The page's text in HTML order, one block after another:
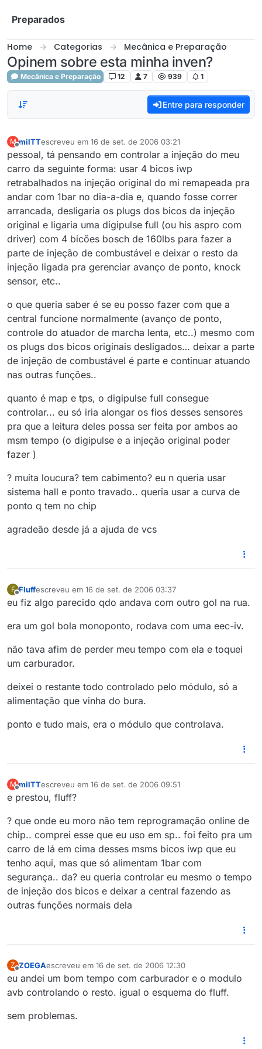
Preparados
Home Categorias Mecânica e Preparação
Opinem sobre esta minha inven?
Mecânica e Preparação 12 7 939 1
Entre para responder
M
Offline
milTTescreveu em 16 de set. de 2006 03:21
última edição por
pessoal, tá pensando em controlar a injeção do meu
carro da seguinte forma: usar 4 bicos iwp
retrabalhados na injeção original do mi remapeada pra
andar com 1bar no dia-a-dia e, quando fosse correr
arrancada, desligaria os plugs dos bicos da injeção
original e ligaria uma digipulse full (ou his aspro com
driver) com 4 bicões bosch de 160lbs para fazer a
parte de injeção de combustável e deixar o resto da
injeção ligada pra gerenciar avanço de ponto, knock
sensor, etc..
o que queria saber é se eu posso fazer com que a
central funcione normalmente (avanço de ponto,
controle do atuador de marcha lenta, etc..) mesmo com
os plugs dos bicos originais desligados… deixar a parte
de injeção de combustável é parte e continuar atuando
nas outras funções..
quanto é map e tps, o digipulse full consegue
controlar... eu só iria alongar os fios desses sensores
pra que a leitura deles possa ser feita por ambos ao
msm tempo (o digipulse e a injeção original poder
fazer )
? muita loucura? tem cabimento? eu n queria usar
sistema hall e ponto travado.. queria usar a curva de
ponto q tem no chip
agradeão desde já a ajuda de vcs
F
Offline
Fluffescreveu em 16 de set. de 2006 03:37
última edição por
eu fiz algo parecido qdo andava com outro gol na rua.
era um gol bola monoponto, rodava com uma eec-iv.
não tava afim de perder meu tempo com ela e toquei
um carburador.
deixei o restante todo controlado pelo módulo, só a
alimentação que vinha do bura.
ponto e tudo mais, era o módulo que controlava.
M
Offline
milTTescreveu em 16 de set. de 2006 09:51
última edição por
e prestou, fluff?
? que onde eu moro não tem reprogramação online de
chip.. comprei esse que eu uso em sp.. foi feito pra um
carro de lá em cima desses msms bicos iwp que eu
tenho aqui, mas que só alimentam 1bar com
segurança.. da? eu queria controlar eu mesmo o tempo
de injeção dos bicos e deixar a central fazendo as
outras funções normais dela
Z
Offline
ZOEGAescreveu em 16 de set. de 2006 12:30
última edição por
eu andei um bom tempo com carburador e o modulo
avb controlando o resto. igual o esquema do fluff.
sem problemas.